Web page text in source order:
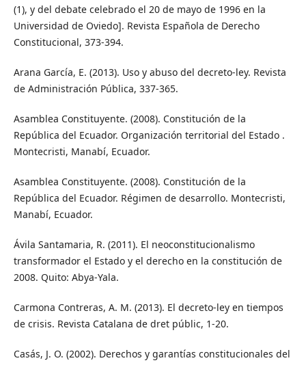
(1), y del debate celebrado el 20 de mayo de 1996 en la
Universidad de Oviedo]. Revista Española de Derecho
Constitucional, 373-394.
Arana García, E. (2013). Uso y abuso del decreto-ley. Revista
de Administración Pública, 337-365.
Asamblea Constituyente. (2008). Constitución de la
República del Ecuador. Organización territorial del Estado .
Montecristi, Manabí, Ecuador.
Asamblea Constituyente. (2008). Constitución de la
República del Ecuador. Régimen de desarrollo. Montecristi,
Manabí, Ecuador.
Ávila Santamaria, R. (2011). El neoconstitucionalismo
transformador el Estado y el derecho en la constitución de
2008. Quito: Abya-Yala.
Carmona Contreras, A. M. (2013). El decreto-ley en tiempos
de crisis. Revista Catalana de dret públic, 1-20.
Casás, J. O. (2002). Derechos y garantías constitucionales del